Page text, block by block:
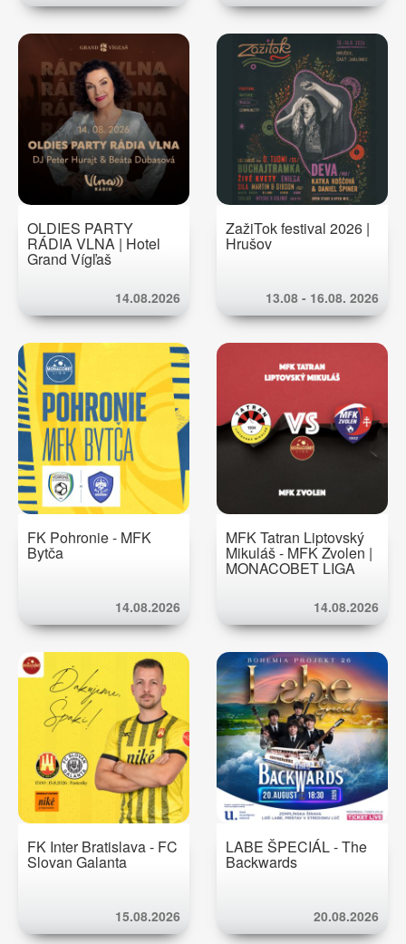
OLDIES PARTY
RÁDIA VLNA | Hotel
Grand Vígľaš
14.08.2026
ZažiTok festival 2026 |
Hrušov
13.08 - 16.08. 2026
FK Pohronie - MFK
Bytča
14.08.2026
MFK Tatran Liptovský
Mikuláš - MFK Zvolen |
MONACOBET LIGA
14.08.2026
FK Inter Bratislava - FC
Slovan Galanta
15.08.2026
LABE ŠPECIÁL - The
Backwards
20.08.2026